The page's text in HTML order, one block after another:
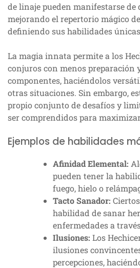
de linaje pueden manifestarse de
mejorando el repertorio mágico
definiendo sus habilidades
La magia innata permite a los
conjuros con menos preparación
componentes, haciéndolos
otras situaciones. Sin embargo,
propio conjunto de desafíos y
ser comprendidos para
Ejemplos de habilidades
Afinidad Elemental:
pueden tener la
fuego, hielo o
Tacto Sanador:
habilidad de sanar
enfermedades a
Ilusiones: Los
ilusiones
percepciones,